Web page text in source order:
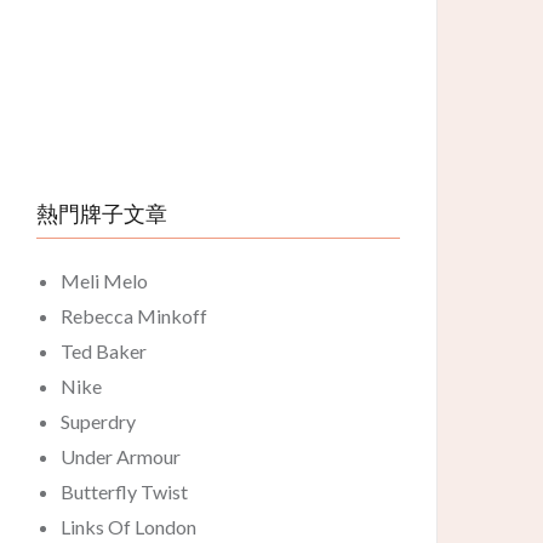
熱門牌子文章
Meli Melo
Rebecca Minkoff
Ted Baker
Nike
Superdry
Under Armour
Butterfly Twist
Links Of London